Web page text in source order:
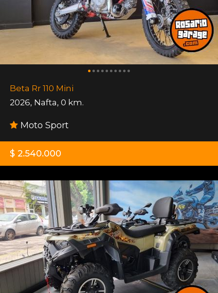
Beta Rr 110 Mini
2026, Nafta, 0 km.
Moto Sport
$ 2.540.000